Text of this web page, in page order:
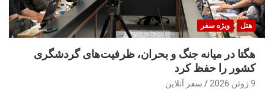
هتل ویژه سفر
هگتا در میانه جنگ و بحران، ظرفیت‌های گردشگری
کشور را حفظ کرد
9 ژوئن 2026 سفر آنلاین